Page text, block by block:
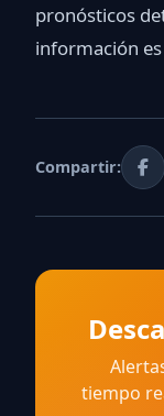
pronósticos
información
Compartir:
tiempo